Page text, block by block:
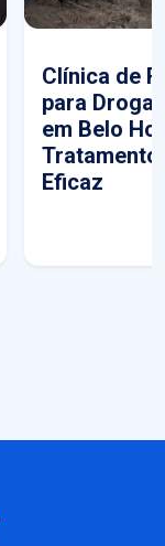
Clínica de
para
em Belo
Tratamento
Eficaz